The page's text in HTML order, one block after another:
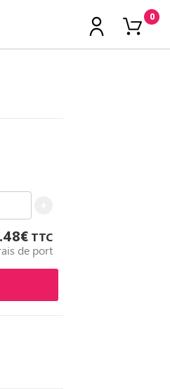
0
TTC
de port